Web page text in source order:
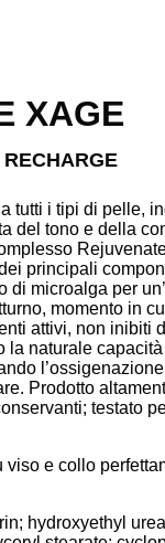
XAGE
tutti i tipi di pelle,
del tono e della
principali
di microalga per
momento in
attivi, non inibiti
la naturale
Prodotto
testato
e collo
hydroxyethyl